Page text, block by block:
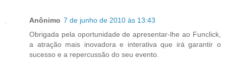
Anônimo 7 de junho de 2010 às 13:43
Obrigada pela oportunidade de apresentar-lhe ao Funclick,
a atração mais inovadora e interativa que irá garantir o
sucesso e a repercussão do seu evento.